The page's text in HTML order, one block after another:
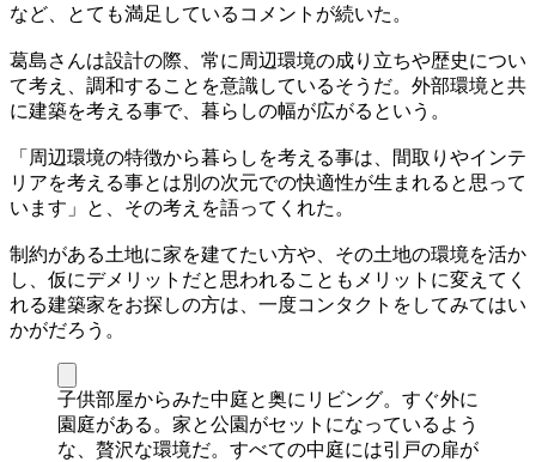
など、とても満足しているコメントが続いた。
葛島さんは設計の際、常に周辺環境の成り立ちや歴史につい
て考え、調和することを意識しているそうだ。外部環境と共
に建築を考える事で、暮らしの幅が広がるという。
「周辺環境の特徴から暮らしを考える事は、間取りやインテ
リアを考える事とは別の次元での快適性が生まれると思って
います」と、その考えを語ってくれた。
制約がある土地に家を建てたい方や、その土地の環境を活か
し、仮にデメリットだと思われることもメリットに変えてく
れる建築家をお探しの方は、一度コンタクトをしてみてはい
かがだろう。
子供部屋からみた中庭と奥にリビング。すぐ外に
園庭がある。家と公園がセットになっているよう
な、贅沢な環境だ。すべての中庭には引戸の扉が